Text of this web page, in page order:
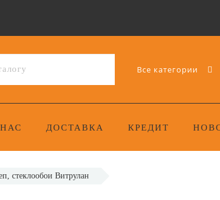
Все категории
ДОСТАВКА КРЕДИТ
стеклообои Витрулан